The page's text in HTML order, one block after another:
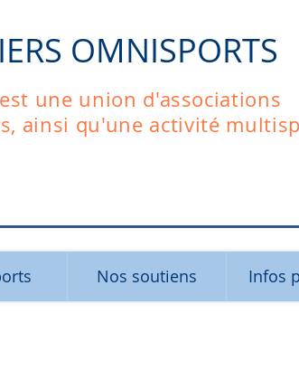
OMNISPORTS
une union d'associations
ainsi qu'une activité
Nos soutiens Infos